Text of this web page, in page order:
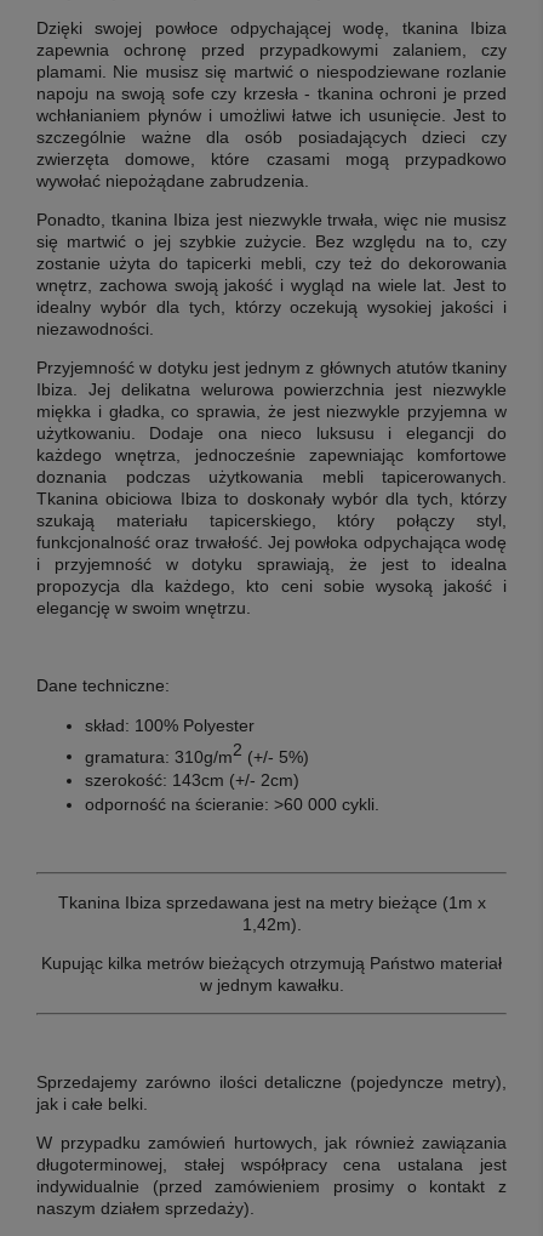
Dzięki swojej powłoce odpychającej wodę, tkanina Ibiza
zapewnia ochronę przed przypadkowymi zalaniem, czy
plamami. Nie musisz się martwić o niespodziewane rozlanie
napoju na swoją sofe czy krzesła - tkanina ochroni je przed
wchłanianiem płynów i umożliwi łatwe ich usunięcie. Jest to
szczególnie ważne dla osób posiadających dzieci czy
zwierzęta domowe, które czasami mogą przypadkowo
wywołać niepożądane zabrudzenia.
Ponadto, tkanina Ibiza jest niezwykle trwała, więc nie musisz
się martwić o jej szybkie zużycie. Bez względu na to, czy
zostanie użyta do tapicerki mebli, czy też do dekorowania
wnętrz, zachowa swoją jakość i wygląd na wiele lat. Jest to
idealny wybór dla tych, którzy oczekują wysokiej jakości i
niezawodności.
Przyjemność w dotyku jest jednym z głównych atutów tkaniny
Ibiza. Jej delikatna welurowa powierzchnia jest niezwykle
miękka i gładka, co sprawia, że jest niezwykle przyjemna w
użytkowaniu. Dodaje ona nieco luksusu i elegancji do
każdego wnętrza, jednocześnie zapewniając komfortowe
doznania podczas użytkowania mebli tapicerowanych.
Tkanina obiciowa Ibiza to doskonały wybór dla tych, którzy
szukają materiału tapicerskiego, który połączy styl,
funkcjonalność oraz trwałość. Jej powłoka odpychająca wodę
i przyjemność w dotyku sprawiają, że jest to idealna
propozycja dla każdego, kto ceni sobie wysoką jakość i
elegancję w swoim wnętrzu.
Dane techniczne:
skład: 100% Polyester
gramatura: 310g/m2 (+/- 5%)
szerokość: 143cm (+/- 2cm)
odporność na ścieranie: >60 000 cykli.
Tkanina Ibiza sprzedawana jest na metry bieżące (1m x
1,42m).
Kupując kilka metrów bieżących otrzymują Państwo materiał
w jednym kawałku.
Sprzedajemy zarówno ilości detaliczne (pojedyncze metry),
jak i całe belki.
W przypadku zamówień hurtowych, jak również zawiązania
długoterminowej, stałej współpracy cena ustalana jest
indywidualnie (przed zamówieniem prosimy o kontakt z
naszym działem sprzedaży).